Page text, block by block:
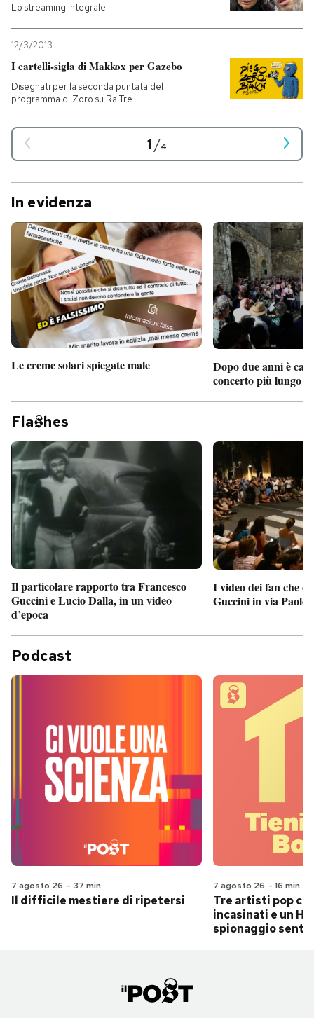
Lo streaming integrale
12/3/2013
I cartelli-sigla di Makkox per Gazebo
Disegnati per la seconda puntata del
programma di Zoro su RaiTre
1/4
In evidenza
Le creme solari spiegate male
Dopo due anni è
concerto più lungo
Fla hes
Il particolare rapporto tra Francesco
Guccini e Lucio Dalla, in un video
d’epoca
I video dei fan che
Guccini in via Paolo
Podcast
7 agosto 26 - 37 min
Il difficile mestiere di ripetersi
7 agosto 26 - 16 min
Tre artisti pop
incasinati e un
spionaggio